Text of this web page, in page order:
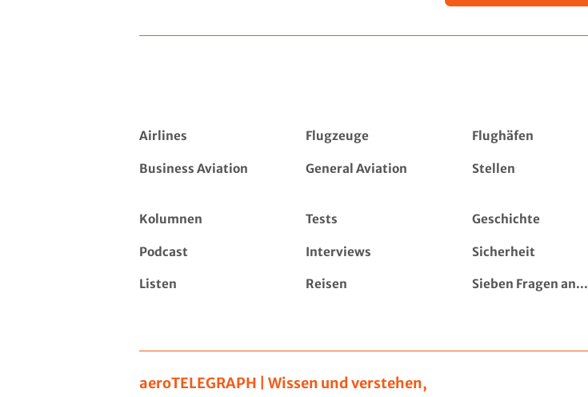
Airlines Flugzeuge Flughäfen
Business Aviation General Aviation Stellen
Kolumnen Tests Geschichte
Podcast Interviews Sicherheit
Listen Reisen Sieben Fragen an...
aeroTELEGRAPH | Wissen und verstehen,